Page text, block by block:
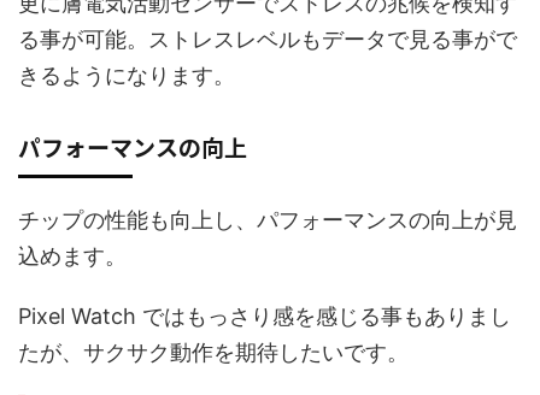
る事が可能。ストレスレベルもデータで見る事がで
きるようになります。
パフォーマンスの向上
チップの性能も向上し、パフォーマンスの向上が見
込めます。
Pixel Watch ではもっさり感を感じる事もありまし
たが、サクサク動作を期待したいです。